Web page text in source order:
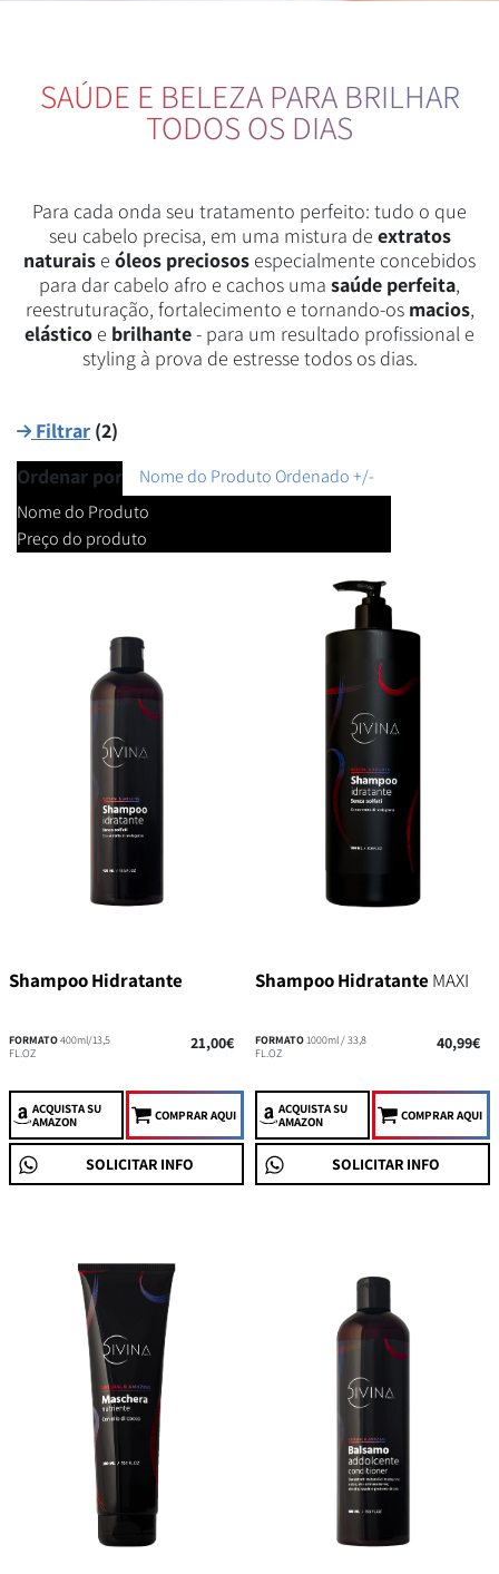
SAÚDE E BELEZA PARA BRILHAR
TODOS OS DIAS
Para cada onda seu tratamento perfeito: tudo o que
seu cabelo precisa, em uma mistura de extratos
naturais e óleos preciosos especialmente concebidos
para dar cabelo afro e cachos uma saúde perfeita,
reestruturação, fortalecimento e tornando-os macios,
elástico e brilhante- para um resultado profissional e
styling à prova de estresse todos os dias.
Filtrar (2)
Ordenar por
Nome do Produto Ordenado +/-
Nome do Produto
Preço do produto
Shampoo Hidratante
FORMATO400ml/13,5
FL.OZ
21,00€
ACQUISTASU
AMAZON
COMPRAR AQUI
SOLICITAR INFO
Shampoo HidratanteMAXI
FORMATO1000ml / 33,8
FL.OZ
40,99€
ACQUISTASU
AMAZON
COMPRAR AQUI
SOLICITAR INFO